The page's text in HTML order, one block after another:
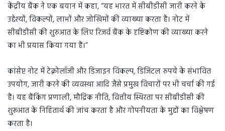
केंद्रीय बैंक ने एक बयान में कहा, “यह भारत में सीबीडीसी जारी करने के
उद्देश्यों, विकल्पों, लाभों और जोखिमों की व्याख्या करता है। नोट में
सीबीडीसी की शुरुआत के लिए रिजर्व बैंक के दृष्टिकोण की व्याख्या करने
का भी प्रयास किया गया है।”
कांसेप्ट नोट में टेक्नोलॉजी और डिजाइन विकल्प, डिजिटल रुपये के संभावित
उपयोग, जारी करने की व्यवस्था आदि जैसे प्रमुख विचारों पर भी चर्चा की गई
है। यह बैंकिंग प्रणाली, मौद्रिक नीति, वित्तीय स्थिरता पर सीबीडीसी की
शुरूआत के निहितार्थ की जांच करता है और गोपनीयता के मुद्दों का विश्लेषण
करता है।